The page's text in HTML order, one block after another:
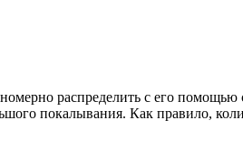
распределить с его помощью
покалывания. Как правило,